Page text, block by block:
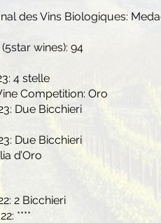
des Vins Biologiques:
wines): 94
4 stelle
Competition: Oro
Due Bicchieri
Due Bicchieri
d’Oro
2 Bicchieri
****